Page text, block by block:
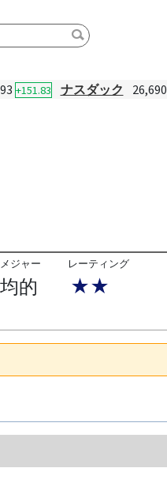
+151.83 ナスダック
ジャー
的
レーティング
★★